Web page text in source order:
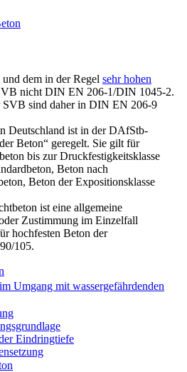
dem in der Regel sehr hohen
nicht DIN EN 206-1/DIN 1045-2.
SVB sind daher in DIN EN 206-9
Deutschland ist in der DAfStb-
Beton“ geregelt. Sie gilt für
bis zur Druckfestigkeitsklasse
Beton nach
Beton der Expositionsklasse
ist eine allgemeine
Zustimmung im Einzelfall
hochfesten Beton der
105.
Umgang mit wassergefährdenden
Eindringtiefe